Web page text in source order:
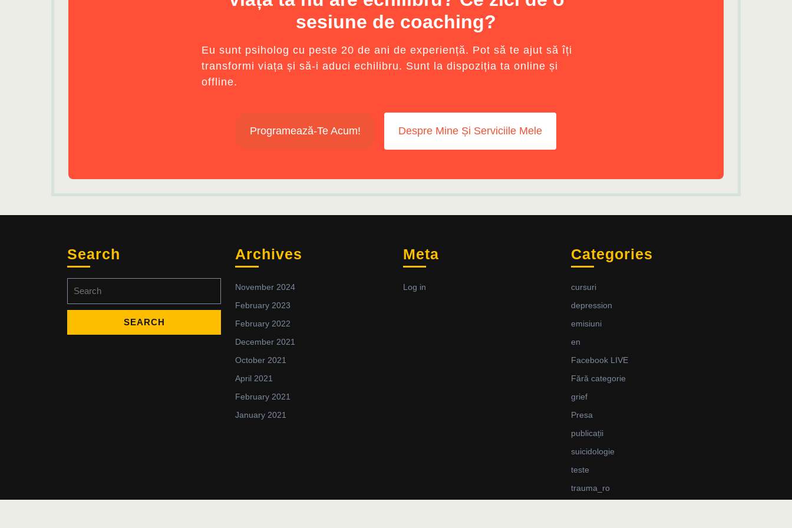
sesiune de coaching?
Eu sunt psiholog cu peste 20 de ani de experiență. Pot să te ajut să îți
transformi viața și să-i aduci echilibru. Sunt la dispoziția ta online și
offline.
Programează-Te Acum! Despre Mine Și Serviciile Mele
Search
for:
Archives
November 2024
February 2023
February 2022
December 2021
October 2021
April 2021
February 2021
January 2021
Meta
Log in
Categories
cursuri
depression
emisiuni
en
Facebook LIVE
Fără categorie
grief
Presa
publicații
suicidologie
teste
trauma_ro